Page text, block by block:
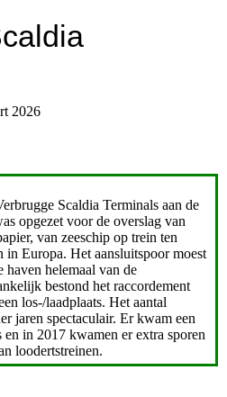
2026
Scaldia Terminals aan de
opgezet voor de overslag van
van zeeschip op trein ten
in Europa. Het aansluitspoor moest
helemaal van de
bestond het raccordement
los-/laadplaats. Het aantal
jaren spectaculair. Er kwam een
in 2017 kwamen er extra sporen
loodertstreinen.